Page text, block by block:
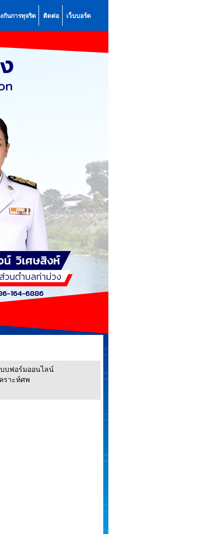
กันการทุจริต ติดต่อ เว็บบอร์ด
บฟอร์มออนไลน์ /
ราะห์ศพ /